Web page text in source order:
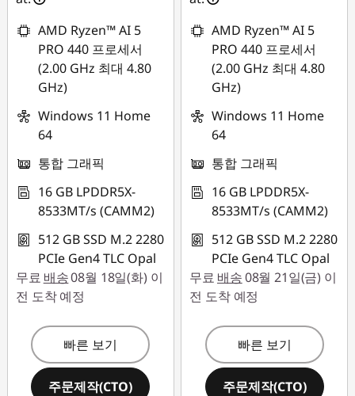
M
D
AMD Ryzen™ AI 5
PRO 440 프로세서
(2.00 GHz 최대 4.80
GHz)
Windows 11 Home
64
통합 그래픽
16 GB LPDDR5X-
8533MT/s (CAMM2)
512 GB SSD M.2 2280
PCIe Gen4 TLC Opal
무료 배송08월 18일(화) 이
전 도착 예정
빠른 보기
주문제작(CTO)
AMD Ryzen™ AI 5
PRO 440 프로세서
(2.00 GHz 최대 4.80
GHz)
Windows 11 Home
64
통합 그래픽
16 GB LPDDR5X-
8533MT/s (CAMM2)
512 GB SSD M.2 2280
PCIe Gen4 TLC Opal
무료 배송08월 21일(금) 이
전 도착 예정
빠른 보기
주문제작(CTO)